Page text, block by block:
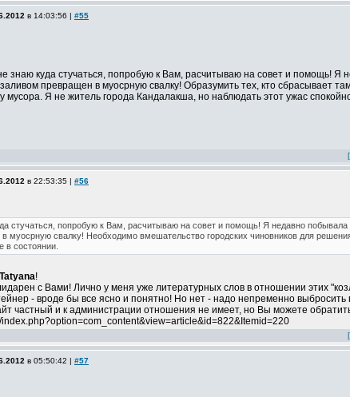
в 14:03:56 | #55
знаю куда стучаться, попробую к Вам, расчитываю на совет и помощь! Я
превращен в муосрную свалку! Образумить тех, кто сбрасывает
мусора. Я не житель города Кандалакша, но наблюдать этот ужас
в 22:53:35 | #56
стучаться, попробую к Вам, расчитываю на совет и помощь! Я недавно
муосрную свалку! Необходимо вмешательство городских чиновников для
в состоянии.
Tatyana!
с Вами! Лично у меня уже литературных слов в отношении этих
- вроде бы все ясно и понятно! Но нет - надо непременно
частный и к администрации отношения не имеет, но Вы можете
в 05:50:42 | #57